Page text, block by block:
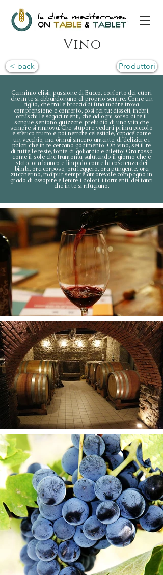
Vino
< back Produttori
Carminio elisir, passione di Bacco, conforto dei cuori
che in te si abbandonano al proprio sentire. Come un
figlio, che tra le braccia di una madre trova
comprensione e conforto, così fai tu; disseti, inebri,
offuschi le sagaci menti, che ad ogni sorso di te il
sangue sentono guizzare, preludio di una vita che
sempre si rinnova. Che stupore vederti prima piccolo
e sferico frutto e poi nettare celestiale, capace come
un vecchio, ma ormai sincero amante, di deliziare i
palati che in te cercano godimento. Oh vino, sei il re
di tutte le feste, fonte di goliardia e diletto! Ora rosso
come il sole che tramonta salutando il giorno che è
stato, ora bianco e limpido come la coscienza dei
bimbi, ora corposo, ora leggero, ora pungente, ora
zuccherino, ma pur sempre amorevole compagno in
grado di assopire e lenire i dolori, i tormenti, dei tanti
che in te si rifugiano.